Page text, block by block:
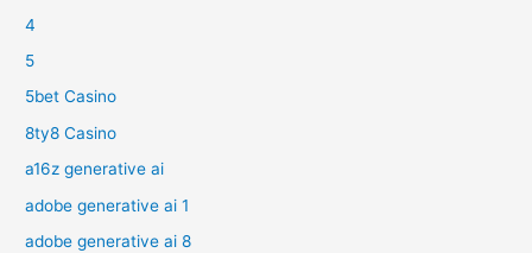
4
5
5bet Casino
8ty8 Casino
a16z generative ai
adobe generative ai 1
adobe generative ai 8